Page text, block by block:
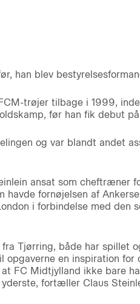
han blev
trøjer tilbage i 1999,
før han fik debut
og var blandt andet
ansat som cheftræner
havde fornøjelsen af
i forbindelse med den
fra Tjørring, både har
en inspiration for
FC Midtjylland ikke bare
fortæller Claus